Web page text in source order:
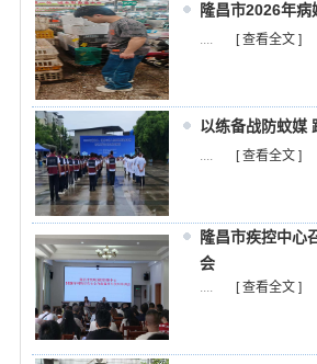
隆昌市2026年病
.... [ 查看全文 ]
以练备战防蚊媒
.... [ 查看全文 ]
隆昌市疾控中心
会
.... [ 查看全文 ]